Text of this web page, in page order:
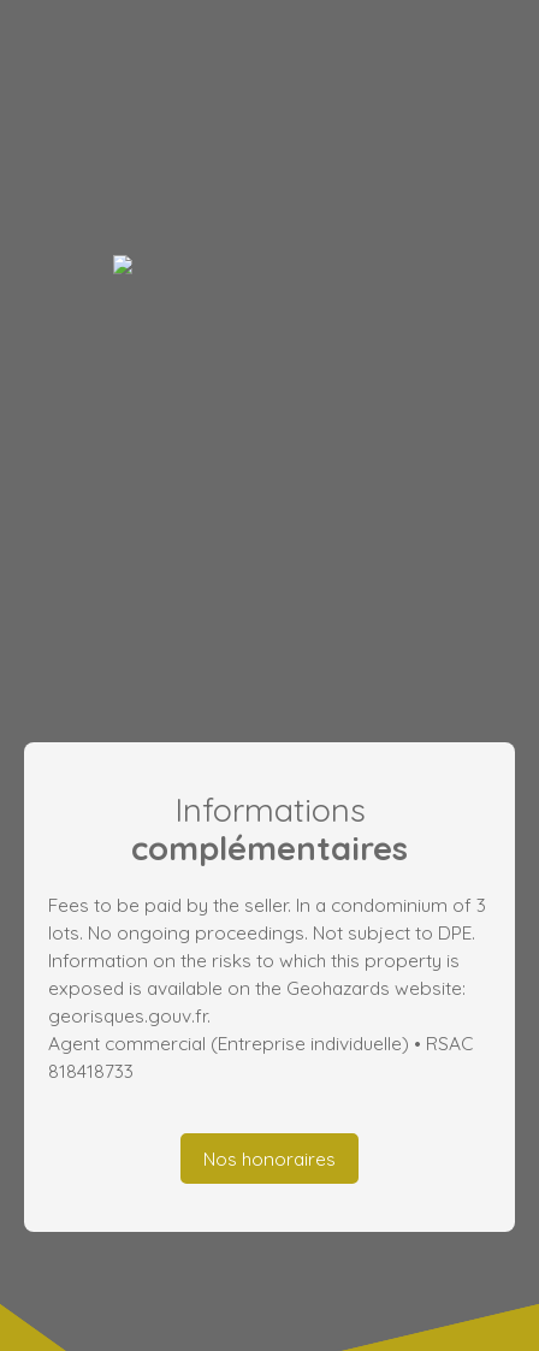
Informations
complémentaires
Fees to be paid by the seller. In a condominium of 3
lots. No ongoing proceedings. Not subject to DPE.
Information on the risks to which this property is
exposed is available on the Geohazards website:
georisques.gouv.fr.
Agent commercial (Entreprise individuelle) • RSAC
818418733
Nos honoraires